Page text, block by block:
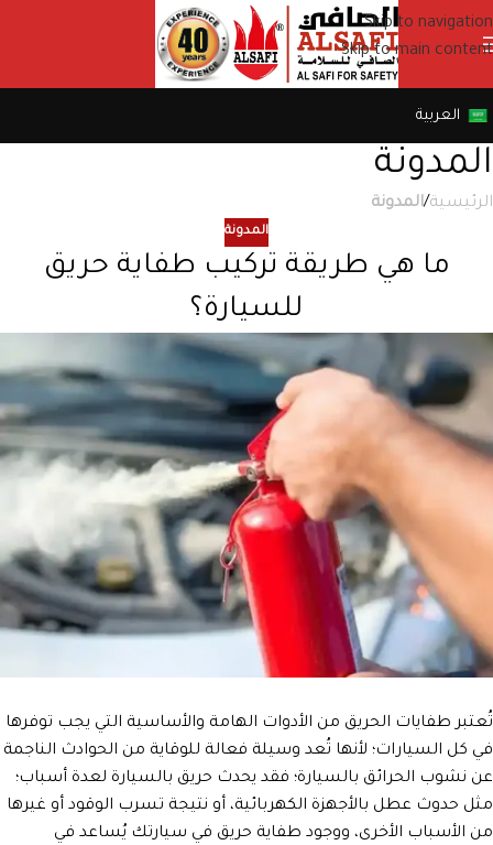
Skip to navigation
Skip to main content
العربية
المدونة
الرئيسية/المدونة
المدونة
ما هي طريقة تركيب طفاية حريق
للسيارة؟
تُعتبر طفايات الحريق من الأدوات الهامة والأساسية التي يجب توفرها
في كل السيارات؛ لأنها تُعد وسيلة فعالة للوقاية من الحوادث الناجمة
عن نشوب الحرائق بالسيارة؛ فقد يحدث حريق بالسيارة لعدة أسباب؛
مثل حدوث عطل بالأجهزة الكهربائية، أو نتيجة تسرب الوقود أو غيرها
من الأسباب الأخرى، ووجود طفاية حريق في سيارتك يُساعد في